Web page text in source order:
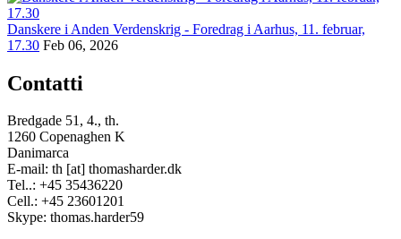
Danskere i Anden Verdenskrig - Foredrag i Aarhus, 11. februar,
17.30 Feb 06, 2026
Contatti
Bredgade 51, 4., th.
1260 Copenaghen K
Danimarca
E-mail: th [at] thomasharder.dk
Tel..: +45 35436220
Cell.: +45 23601201
Skype: thomas.harder59